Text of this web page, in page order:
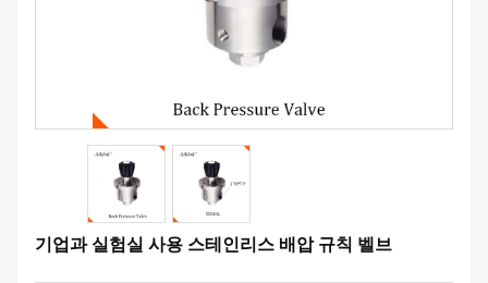
기업과 실험실 사용 스테인리스 배압 규칙 벨브